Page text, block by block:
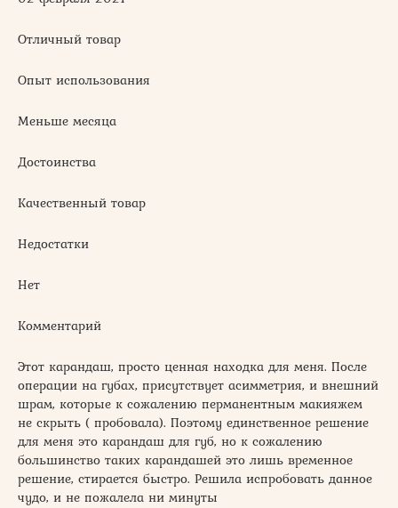
Отличный товар
Опыт использования
Меньше месяца
Достоинства
Качественный товар
Недостатки
Нет
Комментарий
Этот карандаш, просто ценная находка для меня. После
операции на губах, присутствует асимметрия, и внешний
шрам, которые к сожалению перманентным макияжем
не скрыть ( пробовала). Поэтому единственное решение
для меня это карандаш для губ, но к сожалению
большинство таких карандашей это лишь временное
решение, стирается быстро. Решила испробовать данное
чудо, и не пожалела ни минуты